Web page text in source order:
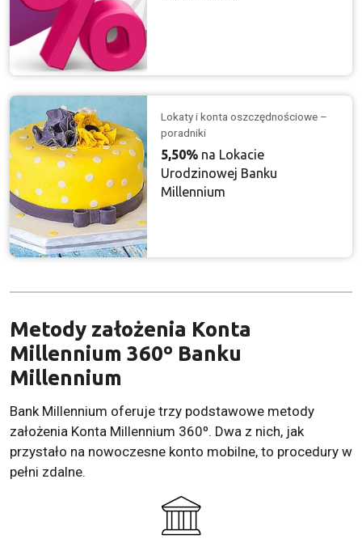
Lokaty i konta oszczędnościowe –
poradniki
5,50% na Lokacie
Urodzinowej Banku
Millennium
Metody założenia Konta
Millennium 360º Banku
Millennium
Bank Millennium oferuje trzy podstawowe metody
założenia Konta Millennium 360º. Dwa z nich, jak
przystało na nowoczesne konto mobilne, to procedury w
pełni zdalne.